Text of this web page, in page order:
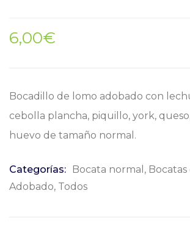
6,00€
Bocadillo de lomo adobado con
cebolla plancha, piquillo, york,
huevo de tamaño normal.
Categorías: Bocata normal ,
Adobado, Todos